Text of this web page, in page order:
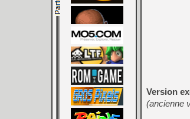
Version
(ancienne